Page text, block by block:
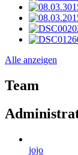
Alle anzeigen
Team
jojo